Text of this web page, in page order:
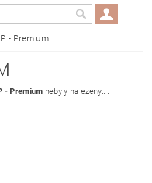
- Premium
- Premium nebyly nalezeny....